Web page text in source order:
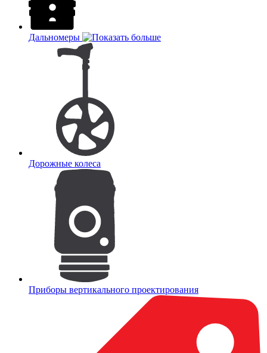
Дальномеры
Дорожные колеса
Приборы вертикального проектирования